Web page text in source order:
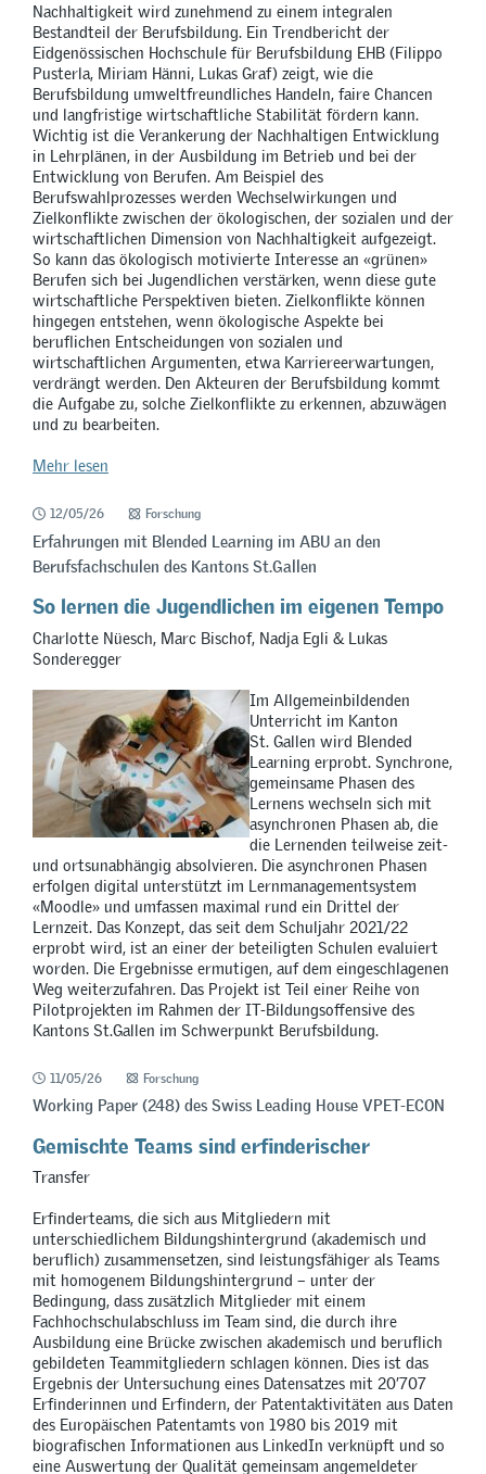
Nachhaltigkeit wird zunehmend zu einem integralen
Bestandteil der Berufsbildung. Ein Trendbericht der
Eidgenössischen Hochschule für Berufsbildung EHB (Filippo
Pusterla, Miriam Hänni, Lukas Graf) zeigt, wie die
Berufsbildung umweltfreundliches Handeln, faire Chancen
und langfristige wirtschaftliche Stabilität fördern kann.
Wichtig ist die Verankerung der Nachhaltigen Entwicklung
in Lehrplänen, in der Ausbildung im Betrieb und bei der
Entwicklung von Berufen. Am Beispiel des
Berufswahlprozesses werden Wechselwirkungen und
Zielkonflikte zwischen der ökologischen, der sozialen und der
wirtschaftlichen Dimension von Nachhaltigkeit aufgezeigt.
So kann das ökologisch motivierte Interesse an «grünen»
Berufen sich bei Jugendlichen verstärken, wenn diese gute
wirtschaftliche Perspektiven bieten. Zielkonflikte können
hingegen entstehen, wenn ökologische Aspekte bei
beruflichen Entscheidungen von sozialen und
wirtschaftlichen Argumenten, etwa Karriereerwartungen,
verdrängt werden. Den Akteuren der Berufsbildung kommt
die Aufgabe zu, solche Zielkonflikte zu erkennen, abzuwägen
und zu bearbeiten.
Mehr lesen
12/05/26 Forschung
Erfahrungen mit Blended Learning im ABU an den
Berufsfachschulen des Kantons St.Gallen
So lernen die Jugendlichen im eigenen Tempo
Charlotte Nüesch, Marc Bischof, Nadja Egli & Lukas
Sonderegger
Im Allgemeinbildenden
Unterricht im Kanton
St. Gallen wird Blended
Learning erprobt. Synchrone,
gemeinsame Phasen des
Lernens wechseln sich mit
asynchronen Phasen ab, die
die Lernenden teilweise zeit-
und ortsunabhängig absolvieren. Die asynchronen Phasen
erfolgen digital unterstützt im Lernmanagementsystem
«Moodle» und umfassen maximal rund ein Drittel der
Lernzeit. Das Konzept, das seit dem Schuljahr 2021/22
erprobt wird, ist an einer der beteiligten Schulen evaluiert
worden. Die Ergebnisse ermutigen, auf dem eingeschlagenen
Weg weiterzufahren. Das Projekt ist Teil einer Reihe von
Pilotprojekten im Rahmen der IT-Bildungsoffensive des
Kantons St.Gallen im Schwerpunkt Berufsbildung.
11/05/26 Forschung
Working Paper (248) des Swiss Leading House VPET-ECON
Gemischte Teams sind erfinderischer
Transfer
Erfinderteams, die sich aus Mitgliedern mit
unterschiedlichem Bildungshintergrund (akademisch und
beruflich) zusammensetzen, sind leistungsfähiger als Teams
mit homogenem Bildungshintergrund – unter der
Bedingung, dass zusätzlich Mitglieder mit einem
Fachhochschulabschluss im Team sind, die durch ihre
Ausbildung eine Brücke zwischen akademisch und beruflich
gebildeten Teammitgliedern schlagen können. Dies ist das
Ergebnis der Untersuchung eines Datensatzes mit 20’707
Erfinderinnen und Erfindern, der Patentaktivitäten aus Daten
des Europäischen Patentamts von 1980 bis 2019 mit
biografischen Informationen aus LinkedIn verknüpft und so
eine Auswertung der Qualität gemeinsam angemeldeter